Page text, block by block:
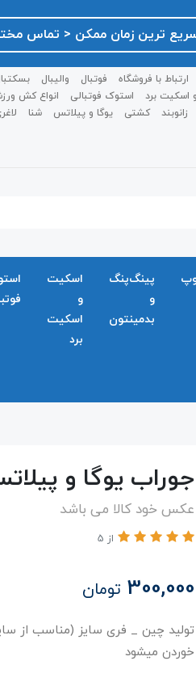
ترین زمان ممکن ‌< تماس مختاری
ارتباط با فروشگاه فوتبال والیبال
اسکیت برد
استوک فوتبالی انواع کش
زانوبند
کشتی یوگا و پیلاتس شنا
پینگ‌پنگ
و
بدمينتون
اسکیت
و
اسکیت
برد
جوراب یوگا و
عکس خود کالا می باشد
از 5
300,000 تومان
خوردن میشود